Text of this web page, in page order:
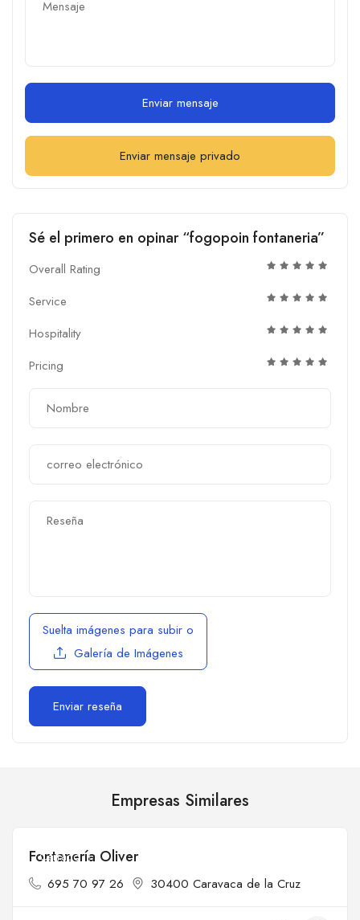
Enviar mensaje
Enviar mensaje privado
Sé el primero en opinar “fogopoin fontaneria”
Overall Rating
Service
Hospitality
Pricing
Suelta imágenes para subir o
Galería de Imágenes
Empresas Similares
Cerrado
Fontanería Oliver
695 70 97 26 30400 Caravaca de la Cruz